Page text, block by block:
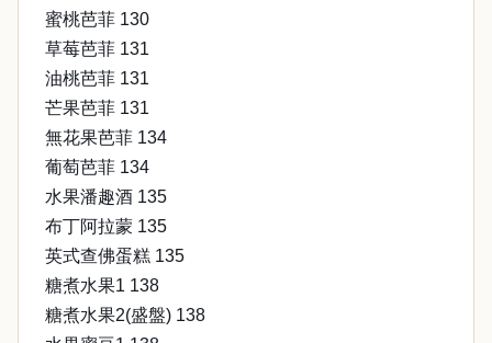
蜜桃芭菲 130
草莓芭菲 131
油桃芭菲 131
芒果芭菲 131
無花果芭菲 134
葡萄芭菲 134
水果潘趣酒 135
布丁阿拉蒙 135
英式查佛蛋糕 135
糖煮水果1 138
糖煮水果2(盛盤) 138